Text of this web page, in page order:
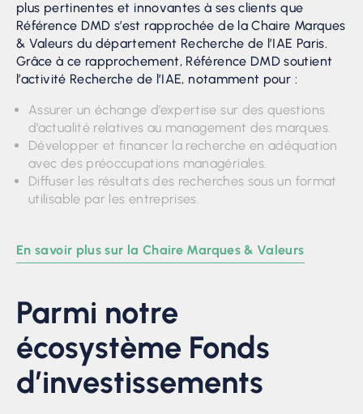
plus pertinentes et innovantes à ses clients que
Référence DMD s’est rapprochée de la Chaire Marques
& Valeurs du département Recherche de l’IAE Paris.
Grâce à ce rapprochement, Référence DMD soutient
l’activité Recherche de l’IAE, notamment pour :
Assurer un échange d’expertise sur des questions
d’actualité relatives au management des marques.
Développer et financer la recherche en adéquation
avec des préoccupations managériales.
Diffuser les résultats des recherches sous un format
utilisable par les entreprises.
En savoir plus sur la Chaire Marques & Valeurs
Parmi notre
écosystème Fonds
d’investissements